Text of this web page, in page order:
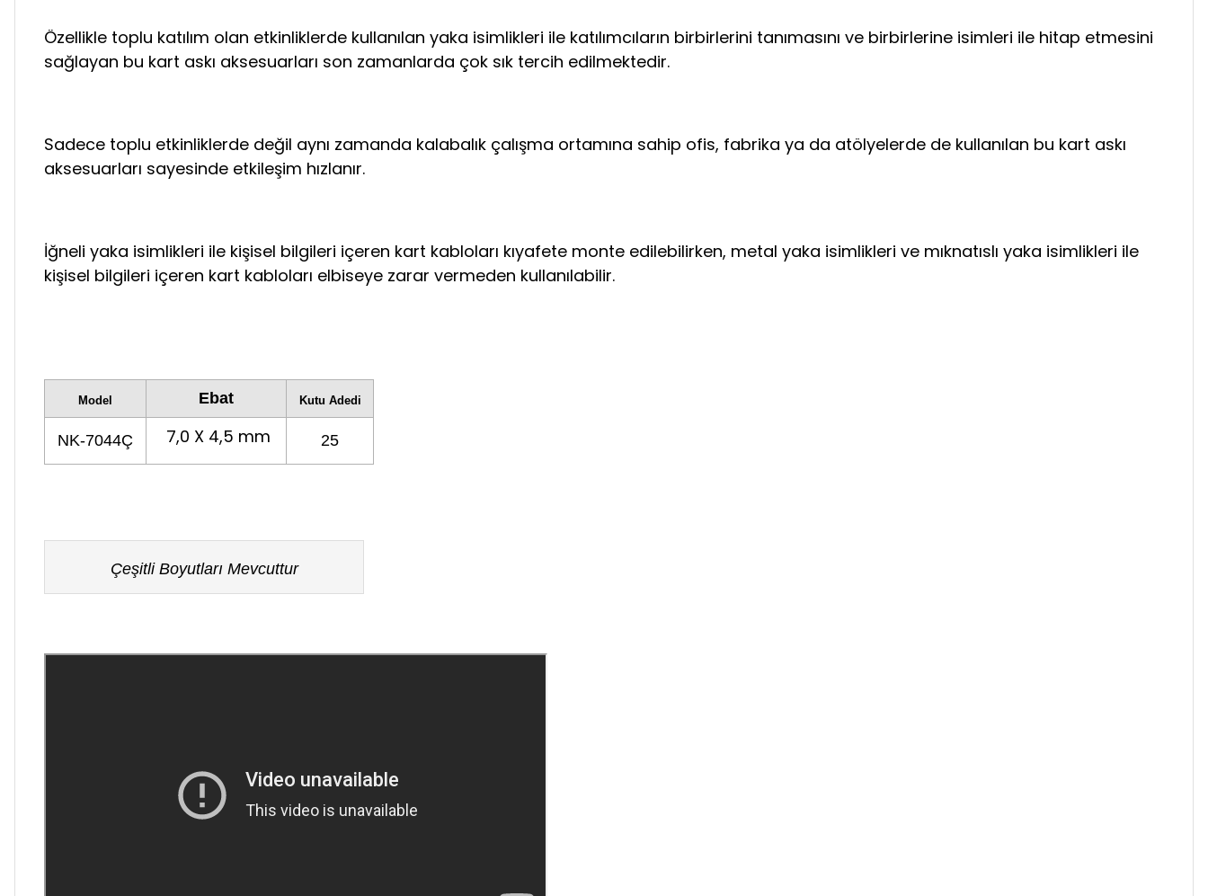
Özellikle toplu katılım olan etkinliklerde kullanılan yaka isimlikleri ile katılımcıların birbirlerini tanımasını ve birbirlerine isimleri ile hitap etmesini
sağlayan bu kart askı aksesuarları son zamanlarda çok sık tercih edilmektedir.
Sadece toplu etkinliklerde değil aynı zamanda kalabalık çalışma ortamına sahip ofis, fabrika ya da atölyelerde de kullanılan bu kart askı
aksesuarları sayesinde etkileşim hızlanır.
İğneli yaka isimlikleri ile kişisel bilgileri içeren kart kabloları kıyafete monte edilebilirken, metal yaka isimlikleri ve mıknatıslı yaka isimlikleri ile
kişisel bilgileri içeren kart kabloları elbiseye zarar vermeden kullanılabilir.
Model Ebat Kutu Adedi
NK-7044Ç 7,0 X 4,5 mm 25
Çeşitli Boyutları Mevcuttur